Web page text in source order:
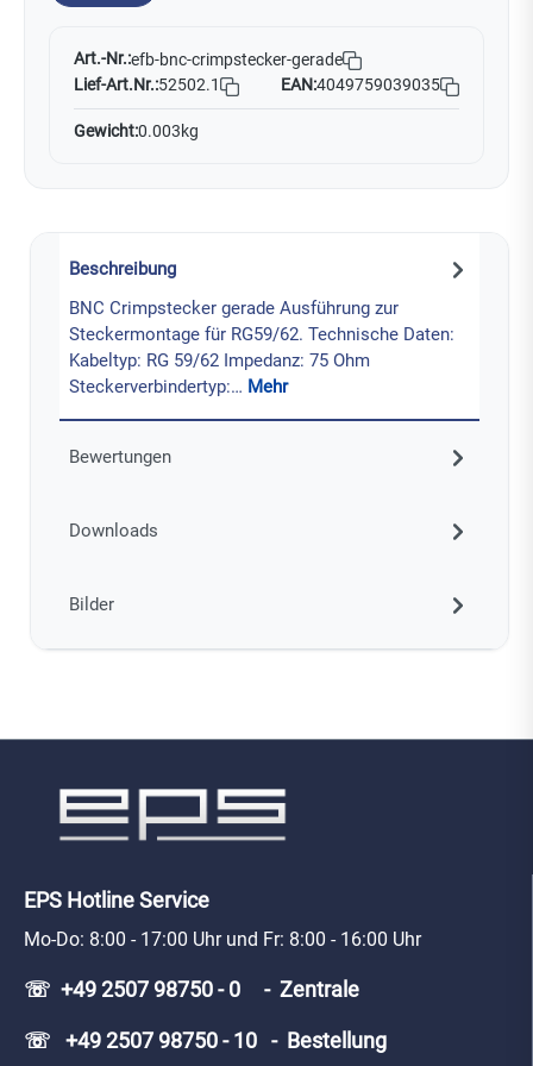
Art.-Nr.:efb-bnc-crimpstecker-gerade
Lief-Art.Nr.:52502.1 EAN:4049759039035
Gewicht:0.003kg
Beschreibung
BNC Crimpstecker gerade Ausführung zur
Steckermontage für RG59/62. Technische Daten:
Kabeltyp: RG 59/62 Impedanz: 75 Ohm
Steckerverbindertyp:… Mehr
Bewertungen
Downloads
Bilder
EPS Hotline Service
Mo-Do: 8:00 - 17:00 Uhr und Fr: 8:00 - 16:00 Uhr
☏ +49 2507 98750 - 0 - Zentrale
☏ +49 2507 98750 - 10 - Bestellung